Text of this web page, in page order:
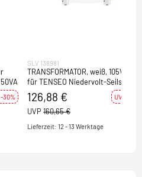
-30%
SLV 138981
TRANSFORMATOR, weiß, 105VA, ,
für TENSEO Niedervolt-
126,88 € UVP -21%
UVP 160,65 €
Lieferzeit: 12 - 13 Werktage